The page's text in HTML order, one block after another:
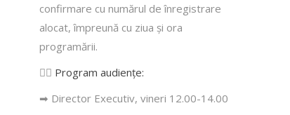
confirmare cu numărul de înregistrare
alocat, împreună cu ziua şi ora
programării.
👩‍⚕️ Program audiențe:
➡ Director Executiv, vineri 12.00-14.00